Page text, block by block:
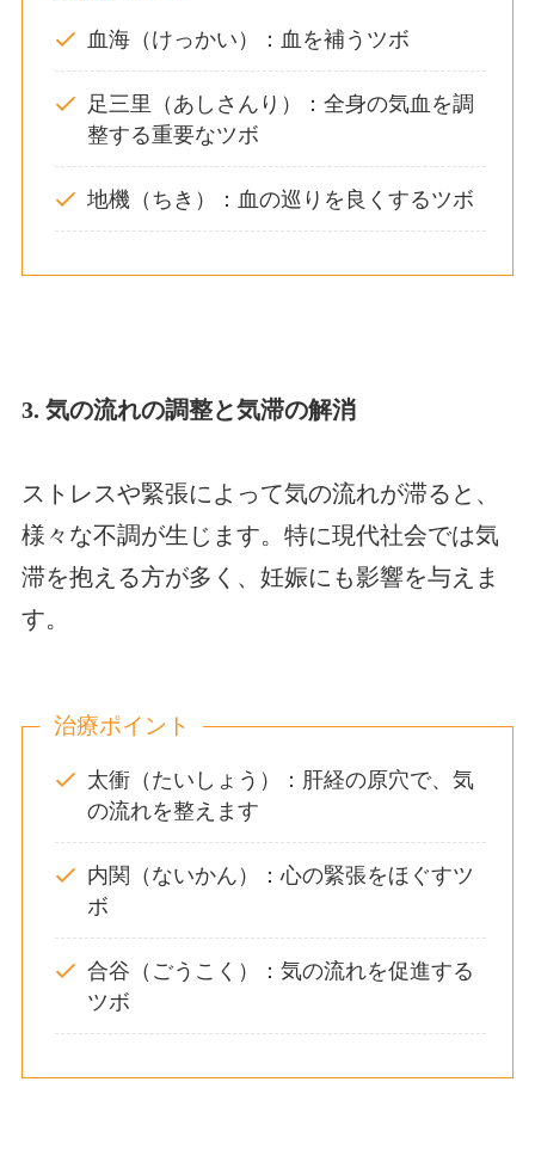
血海（けっかい）：血を補うツボ
足三里（あしさんり）：全身の気血を調
整する重要なツボ
地機（ちき）：血の巡りを良くするツボ
3. 気の流れの調整と気滞の解消
ストレスや緊張によって気の流れが滞ると、
様々な不調が生じます。特に現代社会では気
滞を抱える方が多く、妊娠にも影響を与えま
す。
治療ポイント
太衝（たいしょう）：肝経の原穴で、気
の流れを整えます
内関（ないかん）：心の緊張をほぐすツ
ボ
合谷（ごうこく）：気の流れを促進する
ツボ